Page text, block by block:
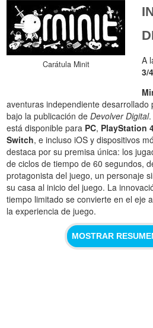
Carátula Minit
A
3/
aventuras independiente
bajo la publicación deDevolver Digital
está disponible para PC, PlayStation
Switch, e incluso iOS y dispositivos
destaca por su premisa única: los
de ciclos de tiempo de 60 segundos,
protagonista del juego, un personaje
su casa al inicio del juego. La
tiempo limitado se convierte en el eje
la experiencia de juego.
MOSTRAR